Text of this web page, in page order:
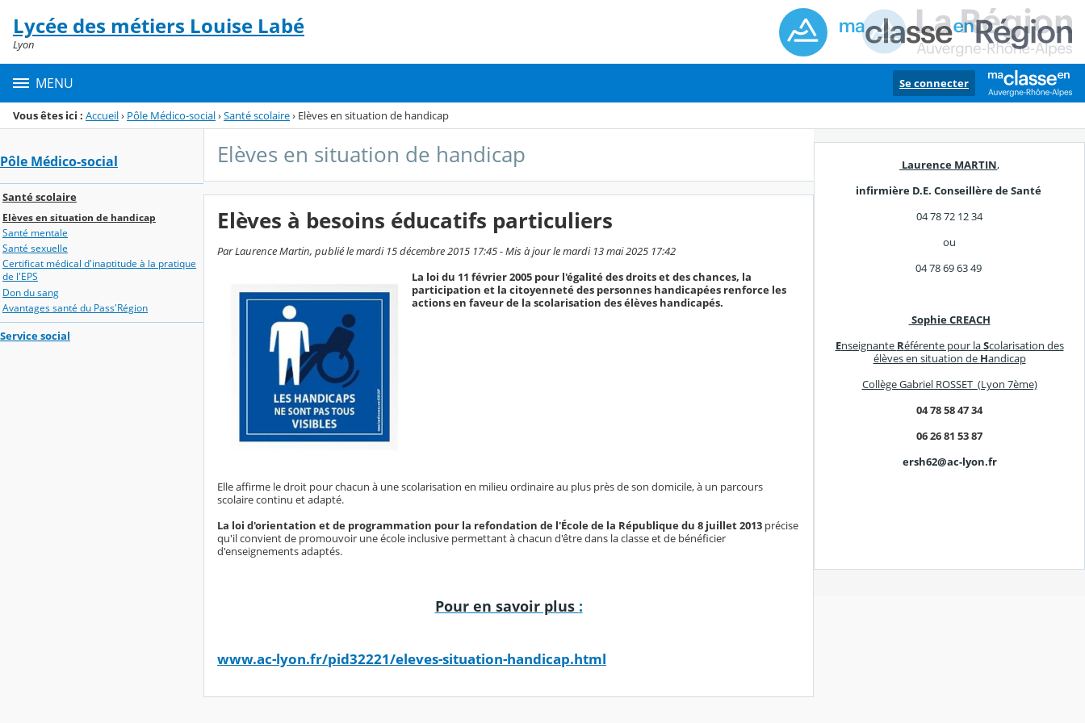
Menu de la rubrique
Contenu
Lycée des métiers Louise Labé
Lyon
MENU Se connecter
Vous êtes ici : Accueil› Pôle Médico-social›Santé scolaire› Elèves en situation de handicap
Pôle Médico-social
Santé scolaire
Elèves en situation de handicap
Santé mentale
Santé sexuelle
Certificat médical d'inaptitude à la pratique
de l'EPS
Don du sang
Avantages santé du Pass'Région
Service social
Elèves en situation de handicap
Elèves à besoins éducatifs particuliers
Par Laurence Martin, publié le mardi 15 décembre 2015 17:45 - Mis à jour le mardi 13 mai 2025 17:42
La loi du 11 février 2005 pour l'égalité des droits et des chances, la
participation et la citoyenneté des personnes handicapées renforce les
actions en faveur de la scolarisation des élèves handicapés.
Elle affirme le droit pour chacun à une scolarisation en milieu ordinaire au plus près de son domicile, à un parcours
scolaire continu et adapté.
La loi d'orientation et de programmation pour la refondation de l'École de la République du 8 juillet 2013 précise
qu'il convient de promouvoir une école inclusive permettant à chacun d'être dans la classe et de bénéficier
d'enseignements adaptés.
Pour en savoir plus :
www.ac-lyon.fr/pid32221/eleves-situation-handicap.html
Laurence MARTIN,
infirmière D.E. Conseillère de Santé
04 78 72 12 34
ou
04 78 69 63 49
Sophie CREACH
Enseignante Référente pour laScolarisation des
élèves en situation de Handicap
Collège Gabriel ROSSET (Lyon 7ème)
04 78 58 47 34
06 26 81 53 87
ersh62@ac-lyon.fr